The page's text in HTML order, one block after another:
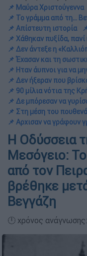
📌 Μαύρα Χριστούγεννα
📌 Το γράμμα από τη...
📌 Απίστευτη ιστορία
📌 Χάθηκαν πυξίδα, πανί
📌 Δεν άντεξε η
📌 Έχασαν και τη
📌 Ηταν άυπνοι για να
📌 Δεν ήξεραν που
📌 90 μίλια νότια της
📌 Δε μπόρεσαν να
📌 Στη μέση του
📌 Αρχισαν να γράφουν
Η Οδύσσεια
Μεσόγειο:
από τον
βρέθηκε
Βεγγάζη
🕛 χρόνος